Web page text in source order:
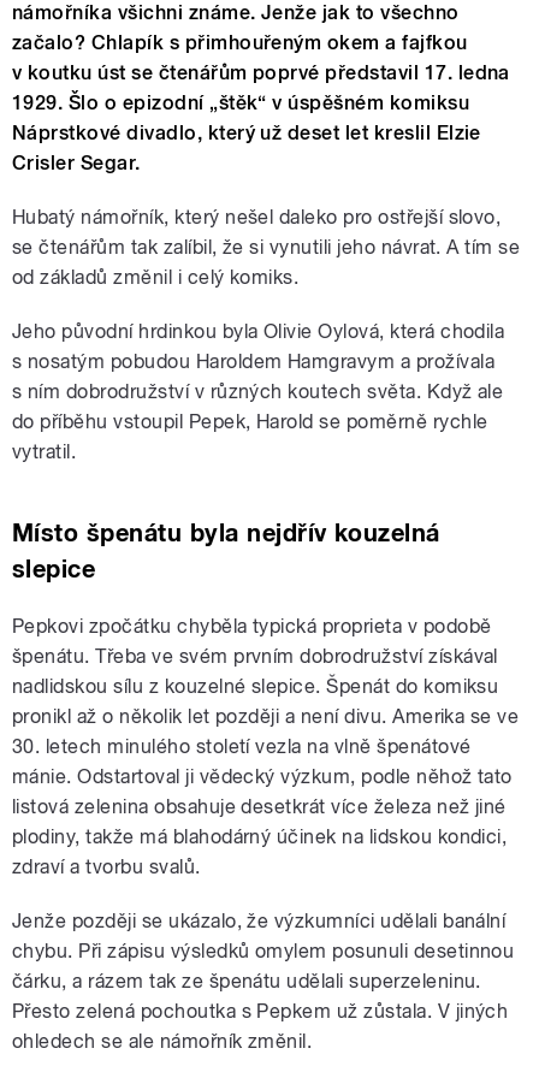
námořníka všichni známe. Jenže jak to všechno
začalo? Chlapík s přimhouřeným okem a fajfkou
v koutku úst se čtenářům poprvé představil 17. ledna
1929. Šlo o epizodní „štěk“ v úspěšném komiksu
Náprstkové divadlo, který už deset let kreslil Elzie
Crisler Segar.
Hubatý námořník, který nešel daleko pro ostřejší slovo,
se čtenářům tak zalíbil, že si vynutili jeho návrat. A tím se
od základů změnil i celý komiks.
Jeho původní hrdinkou byla Olivie Oylová, která chodila
s nosatým pobudou Haroldem Hamgravym a prožívala
s ním dobrodružství v různých koutech světa. Když ale
do příběhu vstoupil Pepek, Harold se poměrně rychle
vytratil.
Místo špenátu byla nejdřív kouzelná
slepice
Pepkovi zpočátku chyběla typická proprieta v podobě
špenátu. Třeba ve svém prvním dobrodružství získával
nadlidskou sílu z kouzelné slepice. Špenát do komiksu
pronikl až o několik let později a není divu. Amerika se ve
30. letech minulého století vezla na vlně špenátové
mánie. Odstartoval ji vědecký výzkum, podle něhož tato
listová zelenina obsahuje desetkrát více železa než jiné
plodiny, takže má blahodárný účinek na lidskou kondici,
zdraví a tvorbu svalů.
Jenže později se ukázalo, že výzkumníci udělali banální
chybu. Při zápisu výsledků omylem posunuli desetinnou
čárku, a rázem tak ze špenátu udělali superzeleninu.
Přesto zelená pochoutka s Pepkem už zůstala. V jiných
ohledech se ale námořník změnil.